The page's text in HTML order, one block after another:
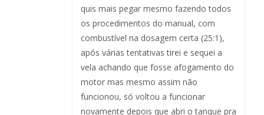
quis mais pegar mesmo fazendo todos
os procedimentos do manual, com
combustível na dosagem certa (25:1),
após várias tentativas tirei e sequei a
vela achando que fosse afogamento do
motor mas mesmo assim não
funcionou, só voltou a funcionar
novamente depois que abri o tanque pra